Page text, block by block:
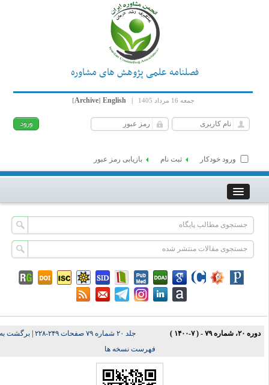
فصلنامه علمی پژوهش های مشاوره
جمعه 16 مرداد 1405 |
English
[Archive]
ورود خودکار ثبت نام بازیابی رمز عبور
دوره ۲۰، شماره ۷۹ - ( ۷-۱۴۰۰ ) جلد ۲۰ شماره ۷۹ صفحات ۲۴۹-۲۲۸ |برگشت به
فهرست نسخه ها